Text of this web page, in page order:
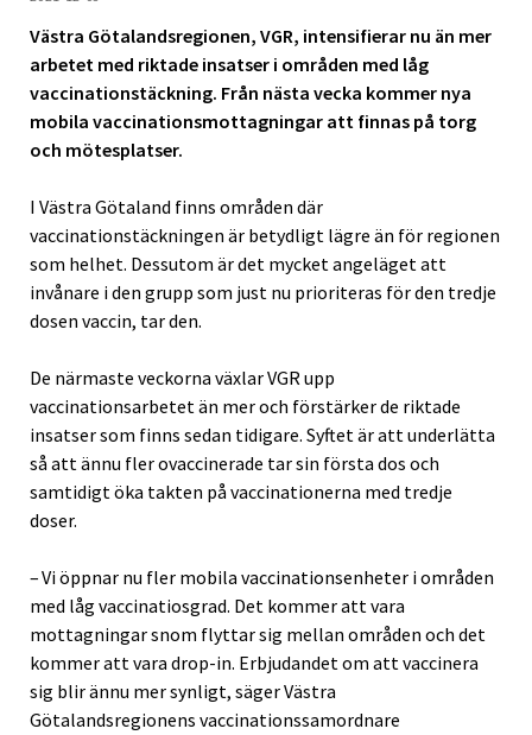
Västra Götalandsregionen, VGR, intensifierar nu än mer
arbetet med riktade insatser i områden med låg
vaccinationstäckning. Från nästa vecka kommer nya
mobila vaccinationsmottagningar att finnas på torg
och mötesplatser.
I Västra Götaland finns områden där
vaccinationstäckningen är betydligt lägre än för regionen
som helhet. Dessutom är det mycket angeläget att
invånare i den grupp som just nu prioriteras för den tredje
dosen vaccin, tar den.
De närmaste veckorna växlar VGR upp
vaccinationsarbetet än mer och förstärker de riktade
insatser som finns sedan tidigare. Syftet är att underlätta
så att ännu fler ovaccinerade tar sin första dos och
samtidigt öka takten på vaccinationerna med tredje
doser.
– Vi öppnar nu fler mobila vaccinationsenheter i områden
med låg vaccinatiosgrad. Det kommer att vara
mottagningar snom flyttar sig mellan områden och det
kommer att vara drop-in. Erbjudandet om att vaccinera
sig blir ännu mer synligt, säger Västra
Götalandsregionens vaccinationssamordnare